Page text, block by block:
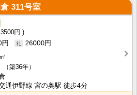
311号室
3500円
26000円
（築36年）
通伊野線 宮の奥駅 徒歩4分